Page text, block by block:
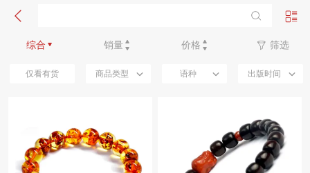
综合 销量 价格 筛选
新品优先
仅看有货 商品类型 语种 出版时间